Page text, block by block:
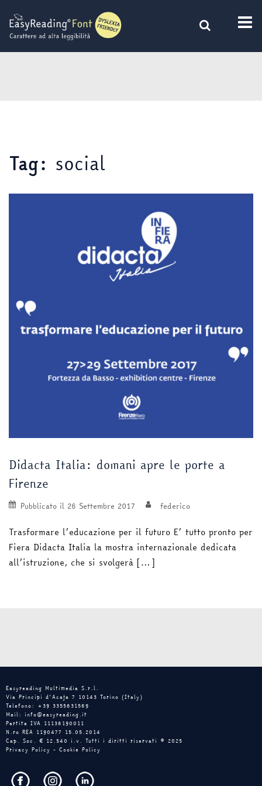
contenuto
Tag: social
Didacta Italia: domani apre le porte a
Firenze
Pubblicato il 26 Settembre 2017 federico
Trasformare l’educazione per il futuro E’ tutto pronto per
Fiera Didacta Italia la mostra internazionale dedicata
all’istruzione, che si svolgerà […]
Easyreading Multimedia S.r.l.
Via Principi d’Acaja 7 10143 Torino (Italy)
Telefono: +39 3355631569
Mail: info@easyreading.it
Partita IVA 11136190011
N.ro REA 1190477 15.05.2014
Cap. Soc. € 12.540 i.v. Tutti i diritti riservati © 2025
Privacy Policy - Cookie Policy